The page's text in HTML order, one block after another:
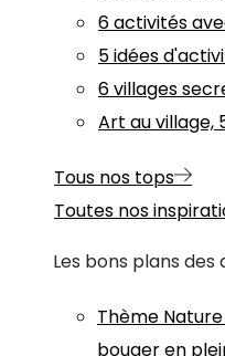
6 activités
5 idées
6 villages
Art au village,
Tous nos tops
Toutes nos
Les bons plans des
Thème Nature
bouger en